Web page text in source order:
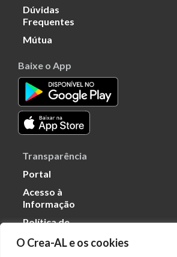
O Crea-AL e os cookies
Dúvidas
Frequentes
Mútua
Baixe o App
Transparência
Portal
Acesso à
Informação
Política de
Dados